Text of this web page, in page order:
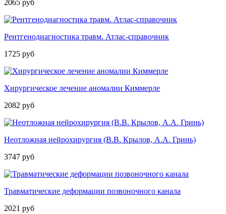
2065 руб
Рентгенодиагностика травм. Атлас­-справочник
1725 руб
Хирургическое лечение аномалии Киммерле
2082 руб
Неотложная нейрохирургия (В.В. Крылов, А.А. Гринь)
3747 руб
Травматические деформации позвоночного канала
2021 руб